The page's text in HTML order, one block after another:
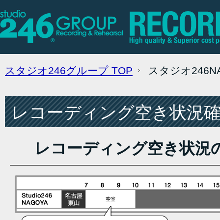
スタジオ246グループ TOP スタジオ
レコーディング空き状況
レコーディング空き状況